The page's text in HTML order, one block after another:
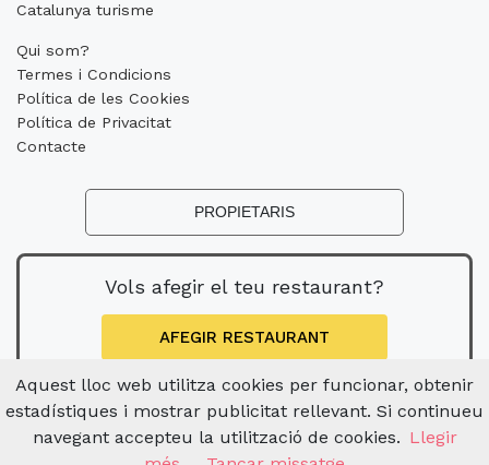
Catalunya turisme
Qui som?
Termes i Condicions
Política de les Cookies
Política de Privacitat
Contacte
PROPIETARIS
Vols afegir el teu restaurant?
AFEGIR RESTAURANT
Aquest lloc web utilitza cookies per funcionar, obtenir
estadístiques i mostrar publicitat rellevant. Si continueu
navegant accepteu la utilització de cookies. Llegir